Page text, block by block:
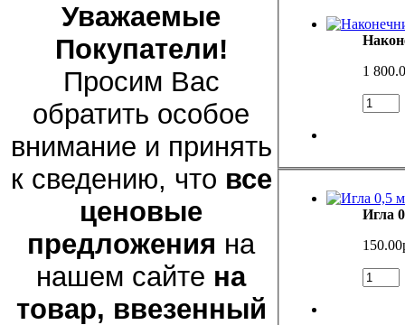
Уважаемые
Покупатели!
Просим Вас
обратить особое
внимание и принять
к сведению, что все
ценовые
предложения на
нашем сайте на
товар, ввезенный
1
Игла